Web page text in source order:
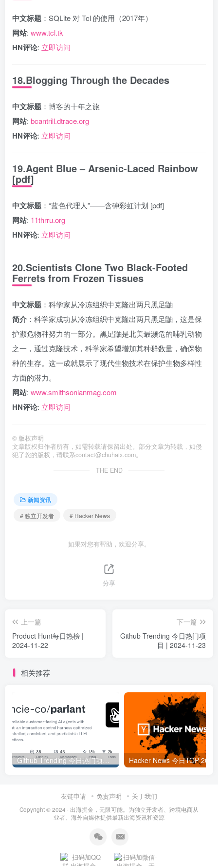
中文标题 ：SQLite 对 Tcl 的使用（2017年）
网站: www.tcl.tk
HN评论: 立即访问
18.Blogging Through the Decades
中文标题 ：博客的十年之旅
网站: bcantrill.dtrace.org
HN评论: 立即访问
19.Agent Blue – Arsenic-Laced Rainbow
[pdf]
中文标题 ：“蓝色代理人”——含砷彩虹计划 [pdf]
网站: 11thrru.org
HN评论: 立即访问
20.Scientists Clone Two Black-Footed
Ferrets from Frozen Tissues
中文标题 ：科学家从冷冻组织中克隆出两只黑足鼬
简介 ：科学家成功从冷冻组织中克隆出两只黑足鼬，这是保
护濒危物种努力的一部分。黑足鼬是北美最濒危的哺乳动物
之一，通过克隆技术，科学家希望增加其种群数量，确保物
种的生存。这一成就展示了现代生物技术在保护生物多样性
方面的潜力。
网站: www.smithsonianmag.com
HN评论: 立即访问
© 版权声明
文章版权归作者所有，如需转载请保留出处。部分文章为转载，如侵
犯了您的版权，请联系contact@chuhaix.com。
THE END
新闻资讯
# 独立开发者
# Hacker News
如果对您有帮助，欢迎分享。
分享
上一篇
Product Hunt每日热榜 |
2024-11-22
下一篇
Github Trending 今日热门项
目 | 2024-11-23
相关推荐
Github Trending 今日热门项目 | 2025-09-06
友链申请 免责声明 关于我们
Copyright © 2024 · 出海掘金，无限可能。为独立开发者、跨境电商从
业者、海外自媒体提供最新出海资讯和资源